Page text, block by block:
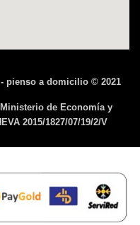
- pienso a domicilio © 2021
de Economía y
2015/1827/07/19/2/V